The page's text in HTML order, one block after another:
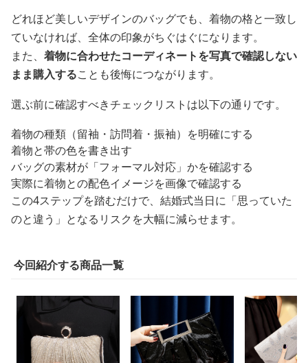
どれほど美しいデザインのバッグでも、着物の格と一致し
ていなければ、全体の印象がちぐはぐになります。
また、 着物に合わせたコーディネートを写真で確認しない
まま購入することも後悔につながります。
選ぶ前に確認すべきチェックリストは以下の通りです。
着物の種類（留袖・訪問着・振袖）を明確にする
着物と帯の色を書き出す
バッグの素材が「フォーマル対応」かを確認する
実際に着物との配色イメージを画像で確認する
この4ステップを踏むだけで、結婚式当日に「思っていた
のと違う」となるリスクを大幅に減らせます。
今回紹介する商品一覧